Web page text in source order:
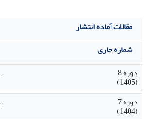
مقالات آماده انتشار
شماره جاری
دوره 8
(1405)
دوره 7
(1404)